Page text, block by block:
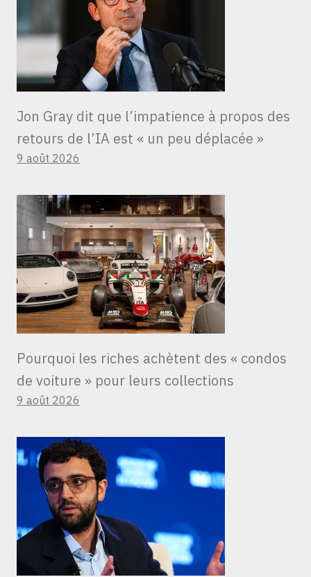
Jon Gray dit que l’impatience à propos des
retours de l’IA est « un peu déplacée »
9 août 2026
Pourquoi les riches achètent des « condos
de voiture » ​​pour leurs collections
9 août 2026